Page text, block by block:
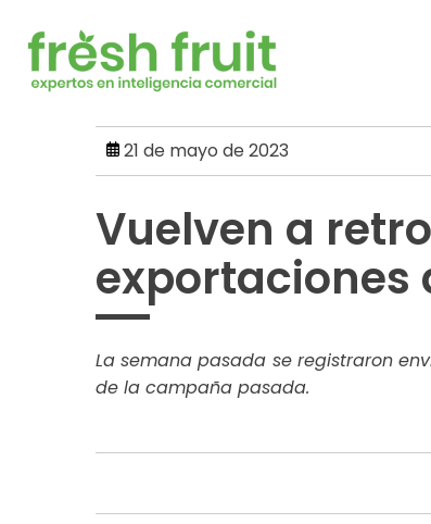
content
21 de mayo de 2023
Vuelven a
exportaciones
La semana pasada se registraron
de la campaña pasada.